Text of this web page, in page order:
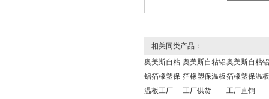
相关同类产品：
奥美斯自粘
铝箔橡塑保
温板工厂
奥美斯自粘铝
箔橡塑保温板
工厂供货
奥美斯自粘铝
箔橡塑保温板
工厂直销